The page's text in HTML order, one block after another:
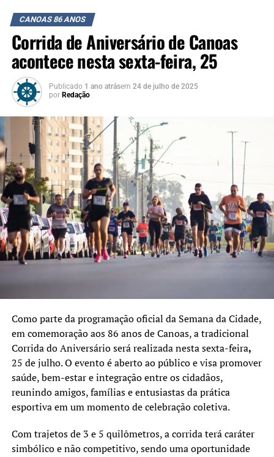
Década de 1930 e a emancipação
Trabalhadores constroem via férrea em Canoas
Em 1934, há 90 anos, o atual prédio da estação férrea
passava a funcionar. O local hoje abriga um espaço para
Três anos depois, em 1937, instalava-se o 3º Regimento
de Aviação Militar (RAV). A ocupação pela Aeronáutica
colocava o local como uma base aérea estratégica
próximo da capital. Isso viria a ser provado em várias
ocasiões, tais como a enchente de 2024, com o local
sendo usado como aeroporto na impossibilidade de uso
do Salgado Filho, em Porto Alegre.
Depois disso, em 1938, Canoas é elevada à condição de
vila pelo governo do Estado. Esse movimento foi
CANOAS 86 ANOS
Corrida de Aniversário de Canoas
acontece nesta sexta-feira, 25
Publicado 1 ano atrásem 24 de julho de 2025
por Redação
Como parte da programação oficial da Semana da Cidade,
em comemoração aos 86 anos de Canoas, a tradicional
Corrida do Aniversário será realizada nesta sexta-feira,
25 de julho. O evento é aberto ao público e visa promover
saúde, bem-estar e integração entre os cidadãos,
reunindo amigos, famílias e entusiastas da prática
esportiva em um momento de celebração coletiva.
Com trajetos de 3 e 5 quilômetros, a corrida terá caráter
simbólico e não competitivo, sendo uma oportunidade